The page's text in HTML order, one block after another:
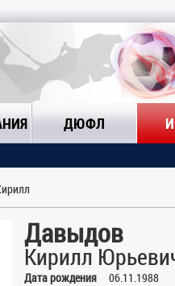
ДЮФЛ
Давыдов
Кирилл
Дата рождения
06.11.1988